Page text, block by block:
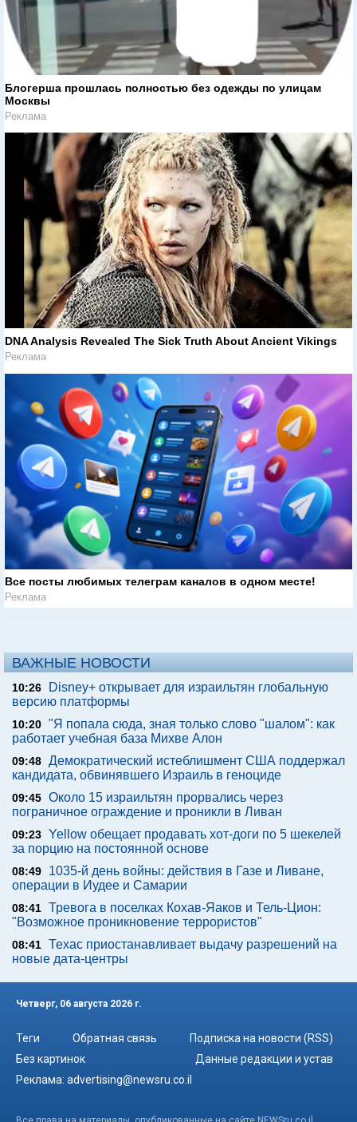
Блогерша прошлась полностью без одежды по улицам
Москвы
Реклама
DNA Analysis Revealed The Sick Truth About Ancient Vikings
Реклама
Все посты любимых телеграм каналов в одном месте!
Реклама
ВАЖНЫЕ НОВОСТИ
10:26
Disney+ открывает для израильтян глобальную
версию платформы
10:20 "Я попала сюда, зная только слово "шалом": как
работает учебная база Михве Алон
09:48 Демократический истеблишмент США поддержал
кандидата, обвинявшего Израиль в геноциде
09:45 Около 15 израильтян прорвались через
пограничное ограждение и проникли в Ливан
09:23 Yellow обещает продавать хот-доги по 5 шекелей
за порцию на постоянной основе
08:49
1035-й день войны: действия в Газе и Ливане,
операции в Иудее и Самарии
08:41 Тревога в поселках Кохав-Яаков и Тель-Цион:
"Возможное проникновение террористов"
08:41 Техас приостанавливает выдачу разрешений на
новые дата-центры
Четверг, 06 августа 2026 г.
Теги Обратная связь
Подписка на новости (RSS)
Без картинок
Данные редакции и устав
Реклама: advertising@newsru.co.il